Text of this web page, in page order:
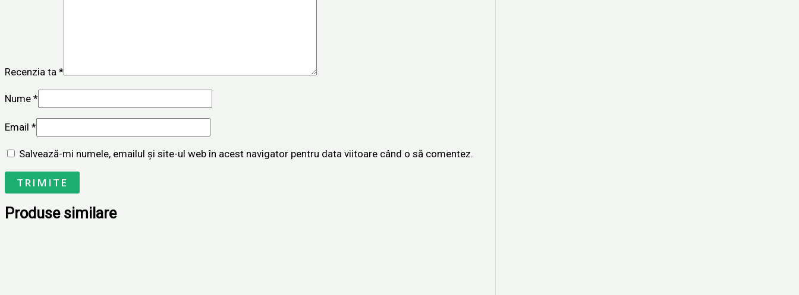
Recenzia ta *
Nume *
Email *
Salvează-mi numele, emailul și site-ul web în acest navigator pentru data viitoare când o să comentez.
Produse similare